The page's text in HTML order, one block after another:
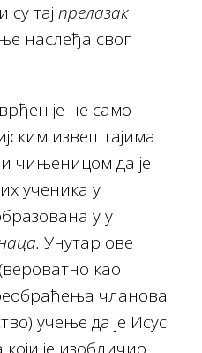
тај прелазак
наслеђа свог
је не само
извештајима
и чињеницом да је
ученика у
у у
Унутар ове
као
чланова
учење да је Исус